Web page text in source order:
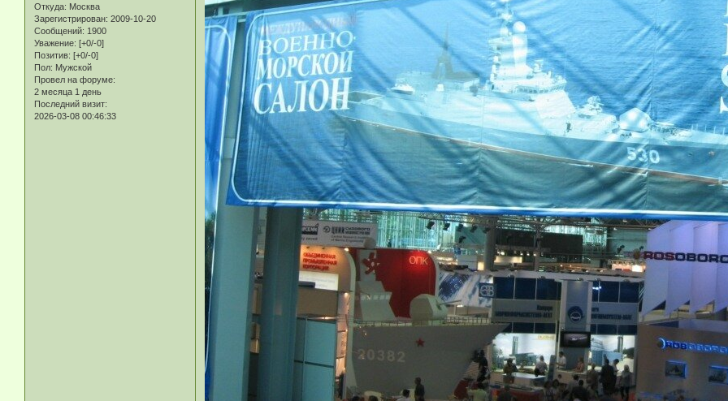
Откуда: Москва
Зарегистрирован: 2009-10-20
Сообщений: 1900
Уважение: [+0/-0]
Позитив: [+0/-0]
Пол: Мужской
Провел на форуме:
2 месяца 1 день
Последний визит:
2026-03-08 00:46:33